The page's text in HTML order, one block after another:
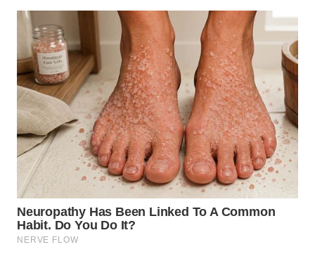
TAPANULI
TENGAH
WN DELI
SERDANG
WN
TEBING
TINGGI
WN
PAKPAK
WN